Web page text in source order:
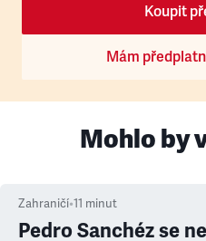
Koupit
Mám
Mohlo by
Zahraničí•11 minut
Pedro Sanchéz se